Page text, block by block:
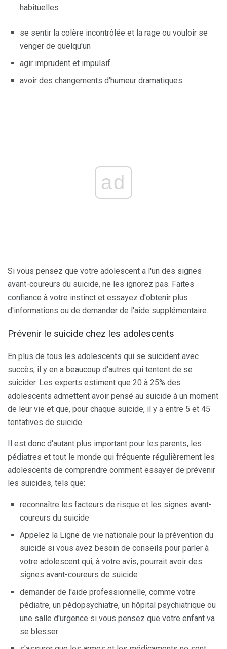
habituelles
se sentir la colère incontrôlée et la rage ou vouloir se
venger de quelqu'un
agir imprudent et impulsif
avoir des changements d'humeur dramatiques
ad
Si vous pensez que votre adolescent a l'un des signes
avant-coureurs du suicide, ne les ignorez pas. Faites
confiance à votre instinct et essayez d'obtenir plus
d'informations ou de demander de l'aide supplémentaire.
Prévenir le suicide chez les adolescents
En plus de tous les adolescents qui se suicident avec
succès, il y en a beaucoup d'autres qui tentent de se
suicider. Les experts estiment que 20 à 25% des
adolescents admettent avoir pensé au suicide à un moment
de leur vie et que, pour chaque suicide, il y a entre 5 et 45
tentatives de suicide.
Il est donc d'autant plus important pour les parents, les
pédiatres et tout le monde qui fréquente régulièrement les
adolescents de comprendre comment essayer de prévenir
les suicides, tels que:
reconnaître les facteurs de risque et les signes avant-
coureurs du suicide
Appelez la Ligne de vie nationale pour la prévention du
suicide si vous avez besoin de conseils pour parler à
votre adolescent qui, à votre avis, pourrait avoir des
signes avant-coureurs de suicide
demander de l'aide professionnelle, comme votre
pédiatre, un pédopsychiatre, un hôpital psychiatrique ou
une salle d'urgence si vous pensez que votre enfant va
se blesser